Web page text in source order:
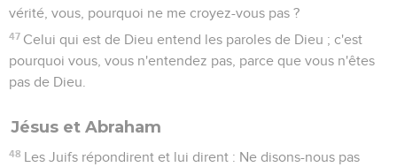
vérité, vous, pourquoi ne me croyez-vous pas ?
47 Celui qui est de Dieu entend les paroles de Dieu ; c'est
pourquoi vous, vous n'entendez pas, parce que vous n'êtes
pas de Dieu.
Jésus et Abraham
48 Les Juifs répondirent et lui dirent : Ne disons-nous pas